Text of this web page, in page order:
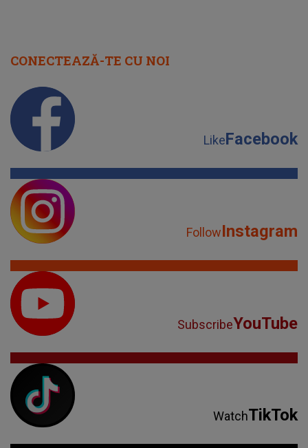
CONECTEAZĂ-TE CU NOI
LikeFacebook
FollowInstagram
SubscribeYouTube
WatchTikTok